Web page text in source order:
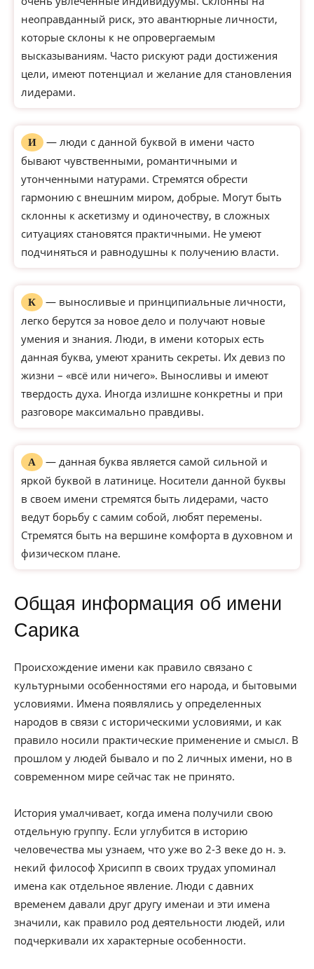
неоправданный риск, это авантюрные личности,
которые склоны к не опровергаемым
высказываниям. Часто рискуют ради достижения
цели, имеют потенциал и желание для становления
лидерами.
И
— люди с данной буквой в имени часто
бывают чувственными, романтичными и
утонченными натурами. Стремятся обрести
гармонию с внешним миром, добрые. Могут быть
склонны к аскетизму и одиночеству, в сложных
ситуациях становятся практичными. Не умеют
подчиняться и равнодушны к получению власти.
К
— выносливые и принципиальные личности,
легко берутся за новое дело и получают новые
умения и знания. Люди, в имени которых есть
данная буква, умеют хранить секреты. Их девиз по
жизни – «всё или ничего». Выносливы и имеют
твердость духа. Иногда излишне конкретны и при
разговоре максимально правдивы.
А
— данная буква является самой сильной и
яркой буквой в латинице. Носители данной буквы
в своем имени стремятся быть лидерами, часто
ведут борьбу с самим собой, любят перемены.
Стремятся быть на вершине комфорта в духовном и
физическом плане.
Общая информация об имени
Сарика
Происхождение имени как правило связано с
культурными особенностями его народа, и бытовыми
условиями. Имена появлялись у определенных
народов в связи с историческими условиями, и как
правило носили практические применение и смысл. В
прошлом у людей бывало и по 2 личных имени, но в
современном мире сейчас так не принято.
История умалчивает, когда имена получили свою
отдельную группу. Если углубится в историю
человечества мы узнаем, что уже во 2-3 веке до н. э.
некий философ Хрисипп в своих трудах упоминал
имена как отдельное явление. Люди с давних
временем давали друг другу именаи и эти имена
значили, как правило род деятельности людей, или
подчеркивали их характерные особенности.